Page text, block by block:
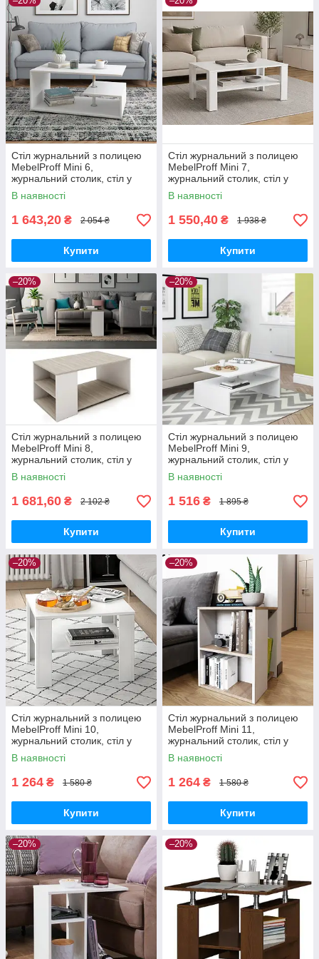
Стіл журнальний з полицею
MebelProff Mini 6,
журнальний столик, стіл у
вітальню
В наявності
1 643,20 ₴ 2 054 ₴
Купити
Стіл журнальний з полицею
MebelProff Mini 7,
журнальний столик, стіл у
вітальню
В наявності
1 550,40 ₴ 1 938 ₴
Купити
–20%
Стіл журнальний з полицею
MebelProff Mini 8,
журнальний столик, стіл у
вітальню
В наявності
1 681,60 ₴ 2 102 ₴
Купити
–20%
Стіл журнальний з полицею
MebelProff Mini 9,
журнальний столик, стіл у
вітальню
В наявності
1 516 ₴ 1 895 ₴
Купити
–20%
Стіл журнальний з полицею
MebelProff Mini 10,
журнальний столик, стіл у
вітальню
В наявності
1 264 ₴ 1 580 ₴
Купити
–20%
Стіл журнальний з полицею
MebelProff Mini 11,
журнальний столик, стіл у
вітальню
В наявності
1 264 ₴ 1 580 ₴
Купити
–20% –20%